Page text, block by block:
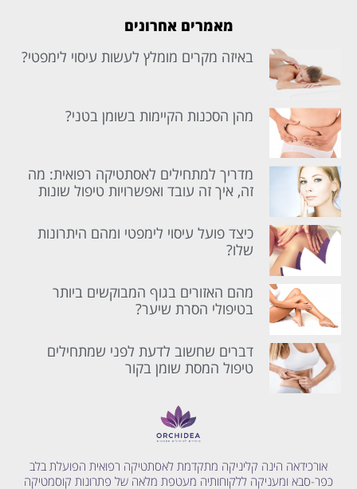
מאמרים אחרונים
באיזה מקרים מומלץ לעשות עיסוי לימפטי?
מהן הסכנות הקיימות בשומן בטני?
מדריך למתחילים לאסתטיקה רפואית: מה
זה, איך זה עובד ואפשרויות טיפול שונות
כיצד פועל עיסוי לימפטי ומהם היתרונות
שלו?
מהם האזורים בגוף המבוקשים ביותר
בטיפולי הסרת שיער?
דברים שחשוב לדעת לפני שמתחילים
טיפול המסת שומן בקור
אורכידאה הינה קליניקה מתקדמת לאסתטיקה רפואית הפועלת בלב
כפר-סבא ומעניקה ללקוחותיה מעטפת מלאה של פתרונות קוסמטיקה